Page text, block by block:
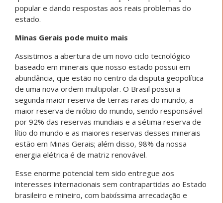
popular e dando respostas aos reais problemas do
estado.
Minas Gerais pode muito mais
Assistimos a abertura de um novo ciclo tecnológico
baseado em minerais que nosso estado possui em
abundância, que estão no centro da disputa geopolítica
de uma nova ordem multipolar. O Brasil possui a
segunda maior reserva de terras raras do mundo, a
maior reserva de nióbio do mundo, sendo responsável
por 92% das reservas mundiais e a sétima reserva de
lítio do mundo e as maiores reservas desses minerais
estão em Minas Gerais; além disso, 98% da nossa
energia elétrica é de matriz renovável.
Esse enorme potencial tem sido entregue aos
interesses internacionais sem contrapartidas ao Estado
brasileiro e mineiro, com baixíssima arrecadação e